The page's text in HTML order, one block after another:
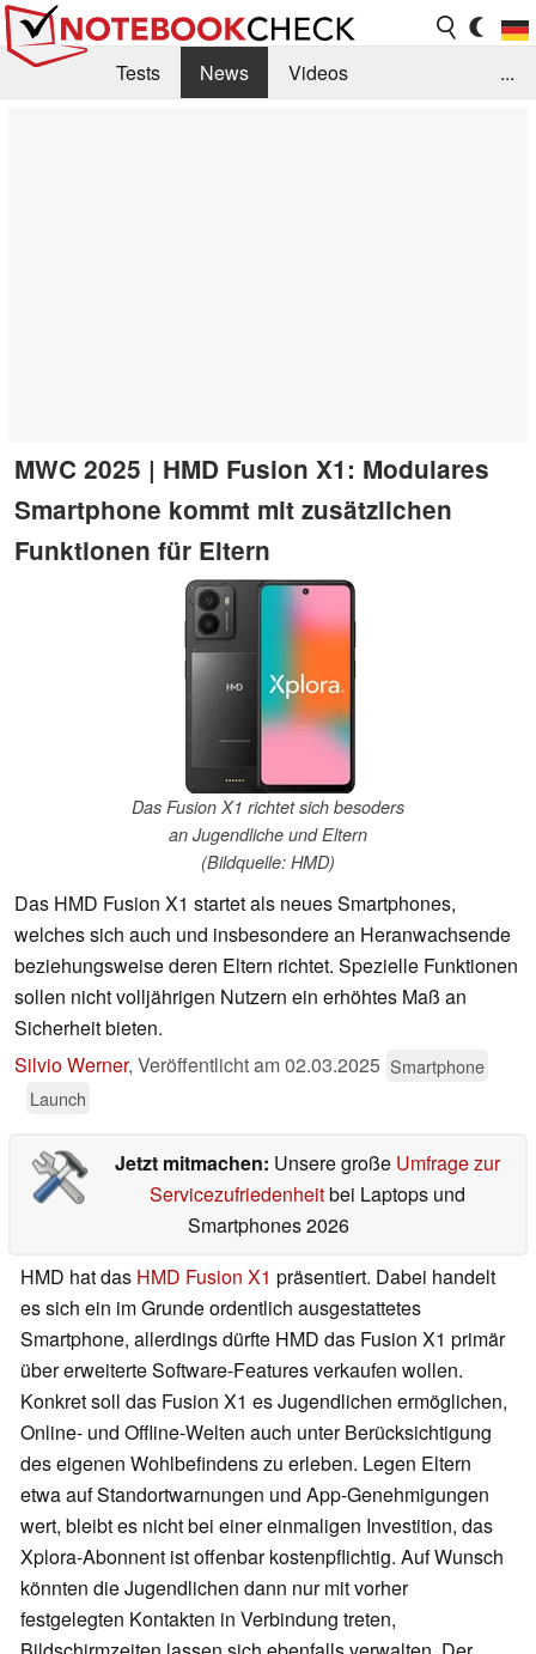
Tests News
Videos
...
MWC 2025 | HMD Fusion X1: Modulares
Smartphone kommt mit zusätzlichen
Funktionen für Eltern
Das Fusion X1 richtet sich besoders
an Jugendliche und Eltern
(Bildquelle: HMD)
Das HMD Fusion X1 startet als neues Smartphones,
welches sich auch und insbesondere an Heranwachsende
beziehungsweise deren Eltern richtet. Spezielle Funktionen
sollen nicht volljährigen Nutzern ein erhöhtes Maß an
Sicherheit bieten.
Silvio Werner, Veröffentlicht am02.03.2025 Smartphone
Launch
Jetzt mitmachen: Unsere große Umfrage zur
Servicezufriedenheitbei Laptops und
Smartphones 2026
HMD hat das HMD Fusion X1 präsentiert. Dabei handelt
es sich ein im Grunde ordentlich ausgestattetes
Smartphone, allerdings dürfte HMD das Fusion X1 primär
über erweiterte Software-Features verkaufen wollen.
Konkret soll das Fusion X1 es Jugendlichen ermöglichen,
Online- und Offline-Welten auch unter Berücksichtigung
des eigenen Wohlbefindens zu erleben. Legen Eltern
etwa auf Standortwarnungen und App-Genehmigungen
wert, bleibt es nicht bei einer einmaligen Investition, das
Xplora-Abonnent ist offenbar kostenpflichtig. Auf Wunsch
könnten die Jugendlichen dann nur mit vorher
festgelegten Kontakten in Verbindung treten,